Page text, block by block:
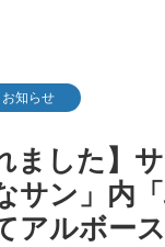
お知らせ
ました】
サン」内
アルボー